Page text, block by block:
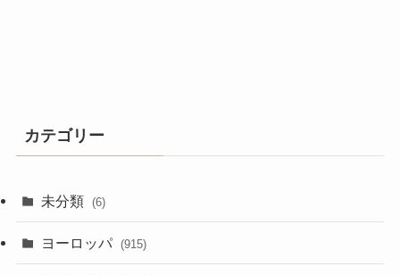
カテゴリー
未分類 (6)
ヨーロッパ (915)